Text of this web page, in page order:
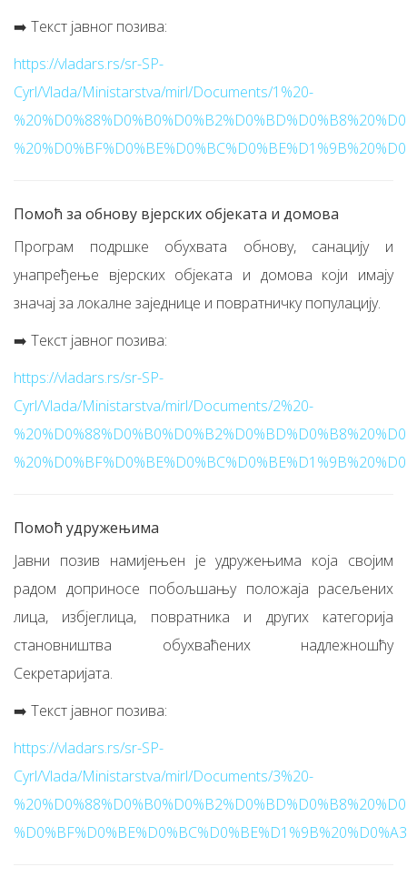
➡️ Текст јавног позива:
https://vladars.rs/sr-SP-
Cyrl/Vlada/Ministarstva/mirl/Documents/1%20-
Помоћ за обнову вјерских објеката и домова
Програм подршке обухвата обнову, санацију и
унапређење вјерских објеката и домова који имају
значај за локалне заједнице и повратничку популацију.
➡️ Текст јавног позива:
https://vladars.rs/sr-SP-
Cyrl/Vlada/Ministarstva/mirl/Documents/2%20-
Помоћ удружењима
Јавни позив намијењен је удружењима која својим
радом доприносе побољшању положаја расељених
лица, избјеглица, повратника и других категорија
становништва обухваћених надлежношћу
Секретаријата.
➡️ Текст јавног позива:
https://vladars.rs/sr-SP-
Cyrl/Vlada/Ministarstva/mirl/Documents/3%20-